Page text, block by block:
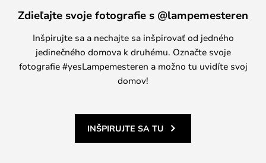
Zdieľajte svoje fotografie s @lampemesteren
Inšpirujte sa a nechajte sa inšpirovať od jedného
jedinečného domova k druhému. Označte svoje
fotografie #yesLampemesteren a možno tu uvidíte svoj
domov!
INŠPIRUJTE SA TU